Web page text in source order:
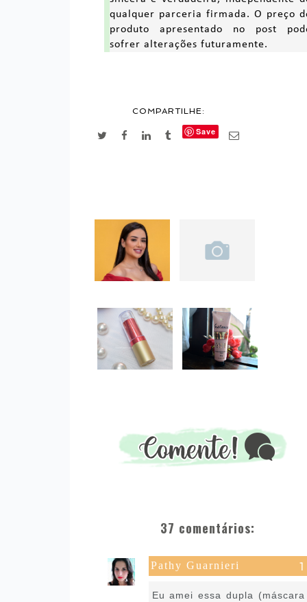
qualquer parceria firmada. O preço
produto apresentado no post
sofrer alterações futuramente.
COMPARTILHE:
Save
37 comentários:
Pathy Guarnieri
Eu amei essa dupla (máscara